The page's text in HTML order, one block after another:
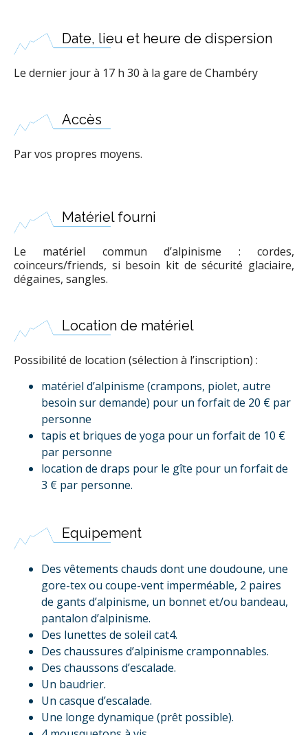
Date, lieu et heure de dispersion
Le dernier jour à 17 h 30 à la gare de Chambéry
Accès
Par vos propres moyens.
Matériel fourni
Le matériel commun d’alpinisme : cordes,
coinceurs/friends, si besoin kit de sécurité glaciaire,
dégaines, sangles.
Location de matériel
Possibilité de location (sélection à l’inscription) :
matériel d’alpinisme (crampons, piolet, autre
besoin sur demande) pour un forfait de 20 € par
personne
tapis et briques de yoga pour un forfait de 10 €
par personne
location de draps pour le gîte pour un forfait de
3 € par personne.
Equipement
Des vêtements chauds dont une doudoune, une
gore-tex ou coupe-vent imperméable, 2 paires
de gants d’alpinisme, un bonnet et/ou bandeau,
pantalon d’alpinisme.
Des lunettes de soleil cat4.
Des chaussures d’alpinisme cramponnables.
Des chaussons d’escalade.
Un baudrier.
Un casque d’escalade.
Une longe dynamique (prêt possible).